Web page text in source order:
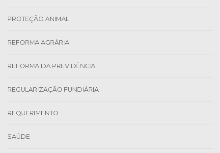
PROTEÇÃO ANIMAL
REFORMA AGRÁRIA
REFORMA DA PREVIDÊNCIA
REGULARIZAÇÃO FUNDIÁRIA
REQUERIMENTO
SAÚDE